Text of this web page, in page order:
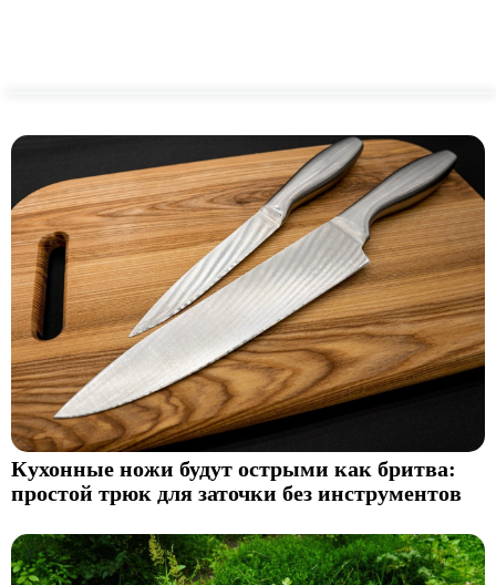
Кухонные ножи будут острыми как бритва:
простой трюк для заточки без инструментов